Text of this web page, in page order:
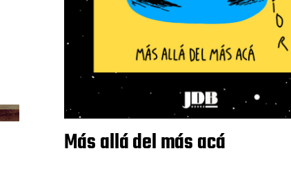
Más allá del más acá